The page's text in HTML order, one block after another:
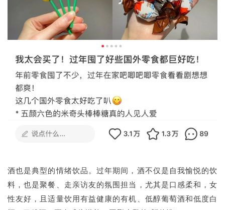
酒也是典型的情绪饮品。过年期间，酒不仅是自我愉悦的饮
料，也是聚餐、走亲访友的氛围担当，尤其是口感柔和，女
性友好，且适量饮用有益健康的有机、低醇葡萄酒和低度白